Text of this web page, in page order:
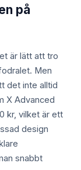
på
är lätt att tro
Men
det inte alltid
X Advanced
kr, vilket är ett
design
snabbt